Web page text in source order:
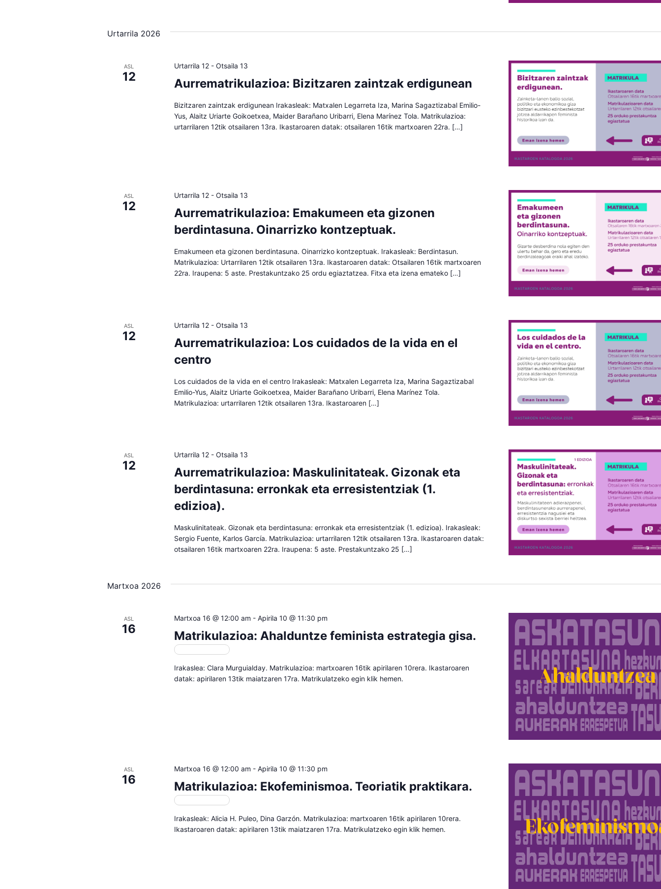
Urtarrila 2026
ASL
12 Aurrematrikulazioa: Bizitzaren zaintzak erdigunean
Urtarrila 12 -Otsaila 13
Bizitzaren zaintzak erdigunean Irakasleak: Matxalen Legarreta Iza, Marina Sagaztizabal Emilio-
Yus, Alaitz Uriarte Goikoetxea, Maider Barañano Uribarri, Elena Marínez Tola. Matrikulazioa:
urtarrilaren 12tik otsailaren 13ra. Ikastaroaren datak: otsailaren 16tik martxoaren 22ra. […]
ASL
12
Aurrematrikulazioa: Emakumeen eta gizonen
berdintasuna. Oinarrizko kontzeptuak.
Urtarrila 12 -Otsaila 13
Emakumeen eta gizonen berdintasuna. Oinarrizko kontzeptuak. Irakasleak: Berdintasun.
Matrikulazioa: Urtarrilaren 12tik otsailaren 13ra. Ikastaroaren datak: Otsailaren 16tik martxoaren
22ra. Iraupena: 5 aste. Prestakuntzako 25 ordu egiaztatzea. Fitxa eta izena emateko […]
ASL
12
Aurrematrikulazioa: Los cuidados de la vida en el
centro
Urtarrila 12 -Otsaila 13
Los cuidados de la vida en el centro Irakasleak: Matxalen Legarreta Iza, Marina Sagaztizabal
Emilio-Yus, Alaitz Uriarte Goikoetxea, Maider Barañano Uribarri, Elena Marínez Tola.
Matrikulazioa: urtarrilaren 12tik otsailaren 13ra. Ikastaroaren […]
ASL
12
Aurrematrikulazioa: Maskulinitateak. Gizonak eta
berdintasuna: erronkak eta erresistentziak (1.
edizioa).
Urtarrila 12 -Otsaila 13
Maskulinitateak. Gizonak eta berdintasuna: erronkak eta erresistentziak (1. edizioa). Irakasleak:
Sergio Fuente, Karlos García. Matrikulazioa: urtarrilaren 12tik otsailaren 13ra. Ikastaroaren datak:
otsailaren 16tik martxoaren 22ra. Iraupena: 5 aste. Prestakuntzako 25 […]
Martxoa 2026
ASL
16 Matrikulazioa: Ahalduntze feminista estrategia gisa.
Martxoa 16 @ 12:00 am -Apirila 10 @ 11:30 pm
Irakaslea: Clara Murguialday. Matrikulazioa: martxoaren 16tik apirilaren 10rera. Ikastaroaren
datak: apirilaren 13tik maiatzaren 17ra. Matrikulatzeko egin klik hemen.
ASL
16 Matrikulazioa: Ekofeminismoa. Teoriatik praktikara.
Martxoa 16 @ 12:00 am -Apirila 10 @ 11:30 pm
Irakasleak: Alicia H. Puleo, Dina Garzón. Matrikulazioa: martxoaren 16tik apirilaren 10rera.
Ikastaroaren datak: apirilaren 13tik maiatzaren 17ra. Matrikulatzeko egin klik hemen.